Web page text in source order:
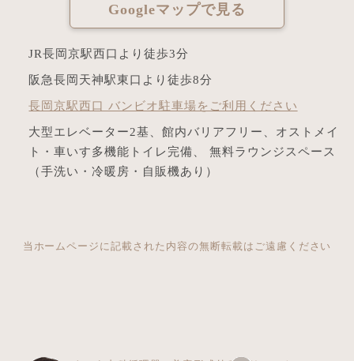
Googleマップで見る
JR長岡京駅西口より徒歩3分
阪急長岡天神駅東口より徒歩8分
長岡京駅西口 バンビオ駐車場をご利用ください
大型エレベーター2基、館内バリアフリー、オストメイ
ト・車いす多機能トイレ完備、 無料ラウンジスペース
（手洗い・冷暖房・自販機あり）
当ホームページに記載された内容の無断転載はご遠慮ください